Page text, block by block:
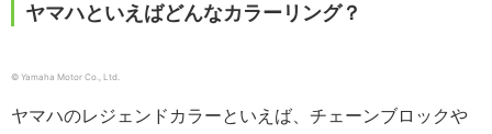
ヤマハといえばどんなカラーリング？
© Yamaha Motor Co., Ltd.
ヤマハのレジェンドカラーといえば、チェーンブロックや